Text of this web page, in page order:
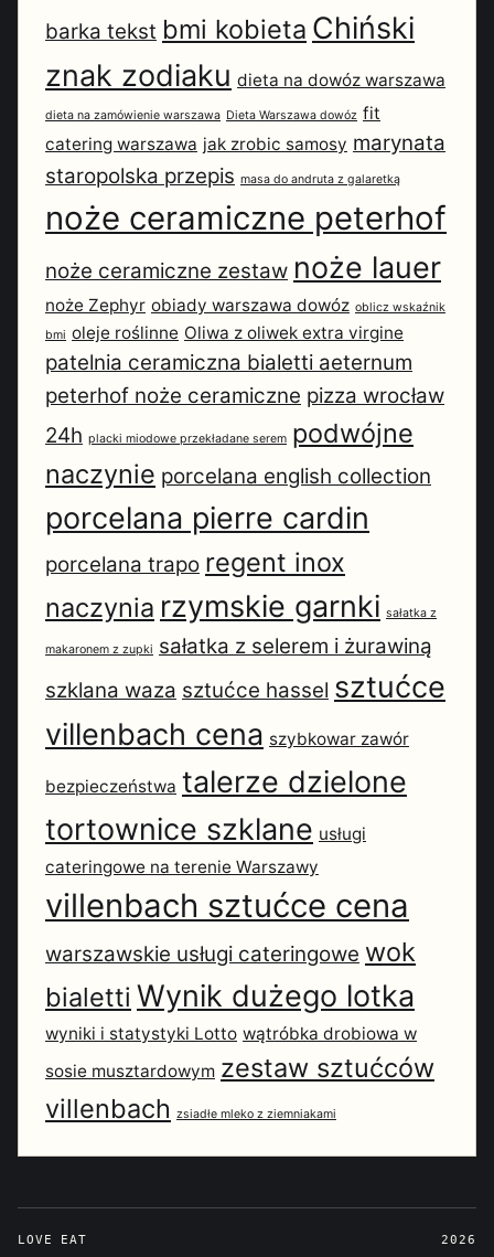
barka tekst bmi kobieta Chiński
znak zodiaku dieta na dowóz warszawa
dieta na zamówienie warszawa Dieta Warszawa dowóz fit
catering warszawa jak zrobic samosy marynata
staropolska przepis masa do andruta z galaretką
noże ceramiczne peterhof
noże ceramiczne zestaw noże lauer
noże Zephyr obiady warszawa dowóz oblicz wskaźnik
bmi oleje roślinne Oliwa z oliwek extra virgine
patelnia ceramiczna bialetti aeternum
peterhof noże ceramiczne pizza wrocław
24h placki miodowe przekładane serem podwójne
naczynie porcelana english collection
porcelana pierre cardin
porcelana trapo regent inox
naczynia rzymskie garnki sałatka z
makaronem z zupki sałatka z selerem i żurawiną
szklana waza sztućce hassel sztućce
villenbach cena szybkowar zawór
bezpieczeństwa talerze dzielone
tortownice szklane usługi
cateringowe na terenie Warszawy
villenbach sztućce cena
warszawskie usługi cateringowe wok
bialetti Wynik dużego lotka
wyniki i statystyki Lotto wątróbka drobiowa w
sosie musztardowym zestaw sztućców
villenbach zsiadłe mleko z ziemniakami
LOVE EAT 2026